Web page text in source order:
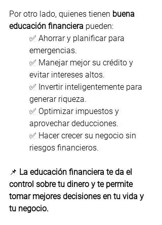
Por otro lado, quienes tienen buena
educación financiera pueden:
✅ Ahorrar y planificar para
emergencias.
✅ Manejar mejor su crédito y
evitar intereses altos.
✅ Invertir inteligentemente para
generar riqueza.
✅ Optimizar impuestos y
aprovechar deducciones.
✅ Hacer crecer su negocio sin
riesgos financieros.
📌 La educación financiera te da el
control sobre tu dinero y te permite
tomar mejores decisiones en tu vida y
tu negocio.